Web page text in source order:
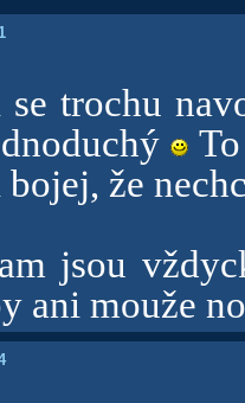
trochu
že
jsou
ani mouže